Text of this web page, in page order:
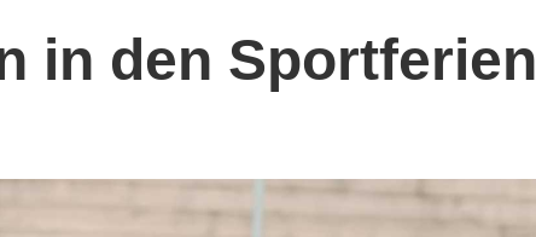
in den Sportferien